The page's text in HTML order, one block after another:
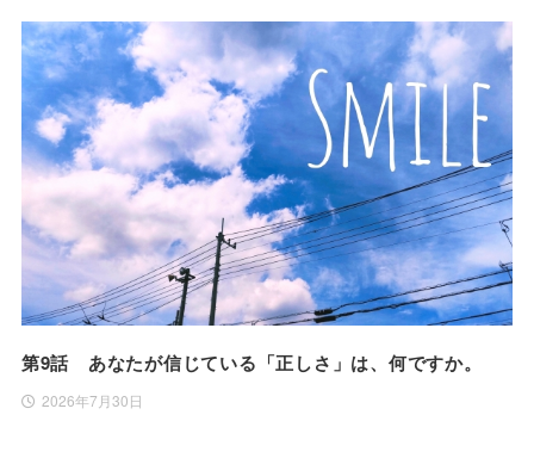
第9話 あなたが信じている「正しさ」は、何ですか。
2026年7月30日